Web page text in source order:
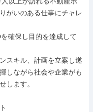
がいのある仕事にチャレ
確保し目的を達成して
スキル、計画を立案し遂
しながら社会や企業がも
します。